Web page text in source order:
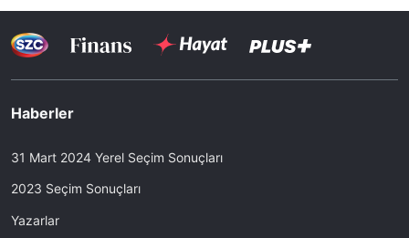
Haberler
31 Mart 2024 Yerel Seçim Sonuçları
2023 Seçim Sonuçları
Yazarlar